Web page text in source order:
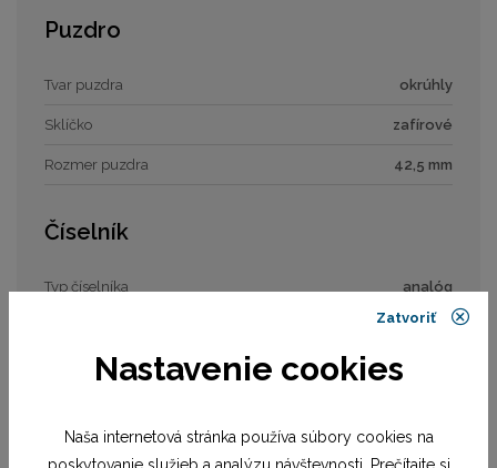
Puzdro
Tvar puzdra okrúhly
Sklíčko zafírové
Rozmer puzdra 42,5 mm
Číselník
Typ číselníka analóg
34,5 mm
Materiál remienka remienok kožený
Zatvoriť
Nastavenie cookies
Naša internetová stránka používa súbory cookies na
poskytovanie služieb a analýzu návštevnosti. Prečítajte si